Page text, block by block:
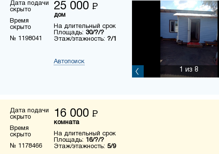
Дата подачи
скрыто
Время
скрыто
№ 1198041
25 000 Р
дом
На длительный срок
Площадь: 30/?/?
Этаж/этажность: ?/1
Автопоиск
1 из 8
Дата подачи
скрыто
Время
скрыто
№ 1178466
16 000 Р
комната
На длительный срок
Площадь: 16/?/?
Этаж/этажность: 5/9